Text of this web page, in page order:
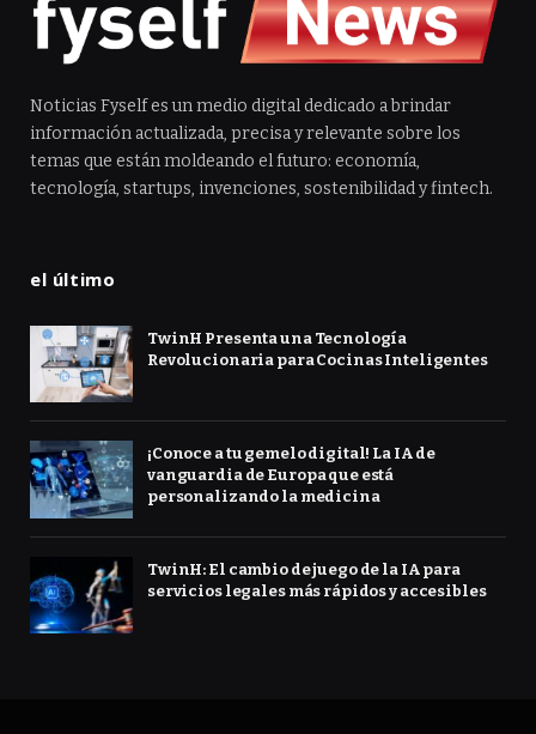
Noticias Fyself es un medio digital dedicado a brindar
información actualizada, precisa y relevante sobre los
temas que están moldeando el futuro: economía,
tecnología, startups, invenciones, sostenibilidad y fintech.
el último
TwinH Presenta una Tecnología
Revolucionaria para Cocinas Inteligentes
¡Conoce a tu gemelo digital! La IA de
vanguardia de Europa que está
personalizando la medicina
TwinH: El cambio de juego de la IA para
servicios legales más rápidos y accesibles